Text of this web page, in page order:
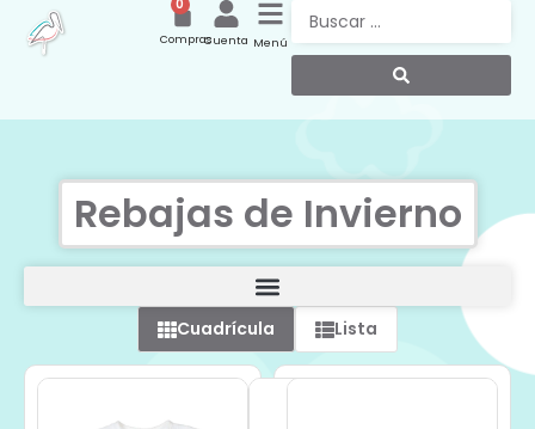
Menú
Cuenta
0
Compras
Rebajas de Invierno
Cuadrícula Lista